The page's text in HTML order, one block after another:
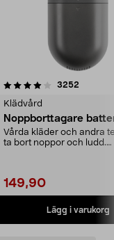
3252
Klädvård
Noppborttagare
Vårda kläder och andra
ta bort noppor och ludd.
149,90
Lägg i varukorg
4.5av 5 stjärnor